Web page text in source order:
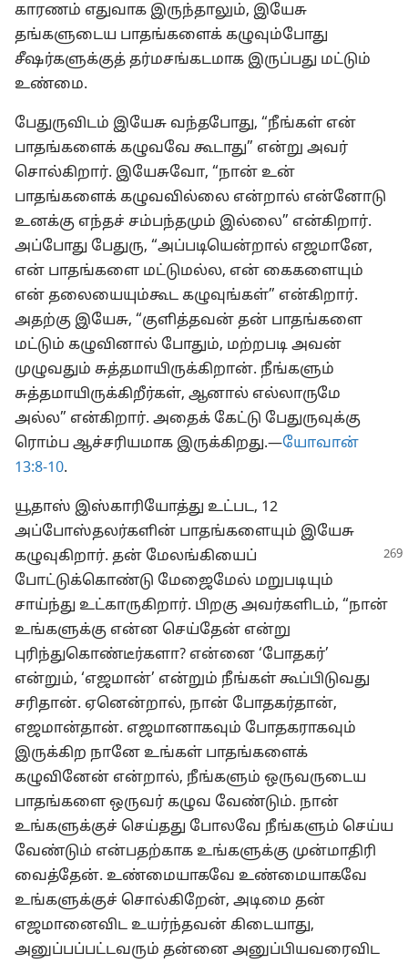
காரணம் எதுவாக இருந்தாலும், இயேசு
தங்களுடைய பாதங்களைக் கழுவும்போது
சீஷர்களுக்குத் தர்மசங்கடமாக இருப்பது மட்டும்
உண்மை.
பேதுருவிடம் இயேசு வந்தபோது, “நீங்கள் என்
பாதங்களைக் கழுவவே கூடாது” என்று அவர்
சொல்கிறார். இயேசுவோ, “நான் உன்
பாதங்களைக் கழுவவில்லை என்றால் என்னோடு
உனக்கு எந்தச் சம்பந்தமும் இல்லை” என்கிறார்.
அப்போது பேதுரு, “அப்படியென்றால் எஜமானே,
என் பாதங்களை மட்டுமல்ல, என் கைகளையும்
என் தலையையும்கூட கழுவுங்கள்” என்கிறார்.
அதற்கு இயேசு, “குளித்தவன் தன் பாதங்களை
மட்டும் கழுவினால் போதும், மற்றபடி அவன்
முழுவதும் சுத்தமாயிருக்கிறான். நீங்களும்
சுத்தமாயிருக்கிறீர்கள், ஆனால் எல்லாருமே
அல்ல” என்கிறார். அதைக் கேட்டு பேதுருவுக்கு
ரொம்ப ஆச்சரியமாக இருக்கிறது.—யோவான்
13:8-10.
யூதாஸ் இஸ்காரியோத்து உட்பட, 12
அப்போஸ்தலர்களின் பாதங்களையும் இயேசு
கழுவுகிறார். தன் மேலங்கியைப்
போட்டுக்கொண்டு மேஜைமேல் மறுபடியும்
சாய்ந்து உட்காருகிறார். பிறகு அவர்களிடம், “நான்
உங்களுக்கு என்ன செய்தேன் என்று
புரிந்துகொண்டீர்களா? என்னை ‘போதகர்’
என்றும், ‘எஜமான்’ என்றும் நீங்கள் கூப்பிடுவது
சரிதான். ஏனென்றால், நான் போதகர்தான்,
எஜமான்தான். எஜமானாகவும் போதகராகவும்
இருக்கிற நானே உங்கள் பாதங்களைக்
கழுவினேன் என்றால், நீங்களும் ஒருவருடைய
பாதங்களை ஒருவர் கழுவ வேண்டும். நான்
உங்களுக்குச் செய்தது போலவே நீங்களும் செய்ய
வேண்டும் என்பதற்காக உங்களுக்கு முன்மாதிரி
வைத்தேன். உண்மையாகவே உண்மையாகவே
உங்களுக்குச் சொல்கிறேன், அடிமை தன்
எஜமானைவிட உயர்ந்தவன் கிடையாது,
அனுப்பப்பட்டவரும் தன்னை அனுப்பியவரைவிட